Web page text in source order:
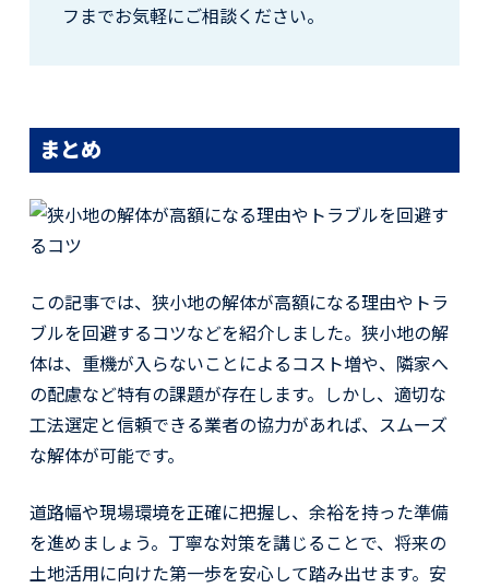
フまでお気軽にご相談ください。
まとめ
この記事では、狭小地の解体が高額になる理由やトラ
ブルを回避するコツなどを紹介しました。狭小地の解
体は、重機が入らないことによるコスト増や、隣家へ
の配慮など特有の課題が存在します。しかし、適切な
工法選定と信頼できる業者の協力があれば、スムーズ
な解体が可能です。
道路幅や現場環境を正確に把握し、余裕を持った準備
を進めましょう。丁寧な対策を講じることで、将来の
土地活用に向けた第一歩を安心して踏み出せます。安